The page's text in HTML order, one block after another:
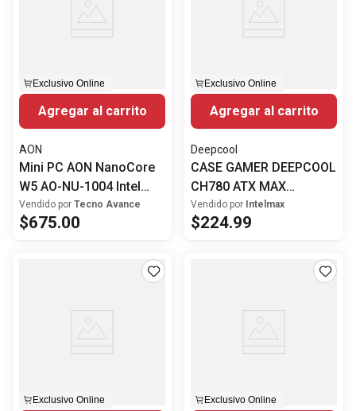
Exclusivo Online
Agregar al carrito
AON
Mini PC AON NanoCore
W5 AO-NU-1004 Intel
Core i5-1135G7 8GB
RAM 512GB SSD
Vendido por Tecno Avance
$675.00
Exclusivo Online
Agregar al carrito
Deepcool
CASE GAMER DEEPCOOL
CH780 ATX MAX
PREMIUM CON VIDRIO
TEMPLADO WHITE
Vendido por Intelmax
$224.99
Exclusivo Online Exclusivo Online